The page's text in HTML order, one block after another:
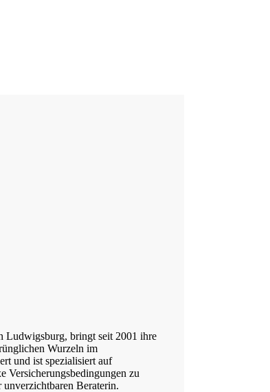
Ludwigsburg, bringt seit 2001 ihre
Wurzeln im
und ist spezialisiert auf
Versicherungsbedingungen zu
unverzichtbaren Beraterin.